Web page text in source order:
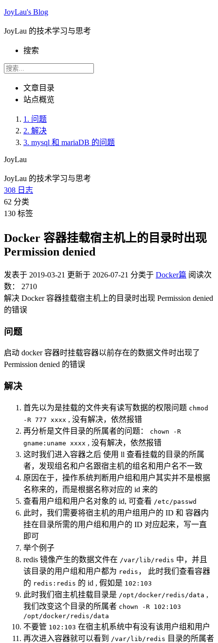
JoyLau's Blog
JoyLau 的技术学习与思考
搜索
文章目录
站点概览
1. 问题
2. 解决
3. mysql 和 mariaDB 的问题
JoyLau
JoyLau 的技术学习与思考
308 日志
62 分类
130 标签
Docker 容器挂载宿主机上的目录时出现
Permission denied
发表于 2019-03-21 更新于 2026-07-21 分类于 Docker篇 阅读次
数：
2710
解决 Docker 容器挂载宿主机上的目录时出现 Permission denied
的错误
问题
启动 docker 容器时挂载容器以前存在的数据文件时出现了
Permission denied 的错误
解决
首先以为是挂载的文件夹有读写数据的权限问题 chmod
-R 777 xxxx , 没有解决，依然报错
再分析是文件目录的所属者的问题：
chown -R
gname:uname xxxx , 没有解决，依然报错
这时我们进入容器之后 使用 ll 查看挂载的目录的所属
者，发现组名和户名跟宿主机的组名和用户名不一致
原因在于，操作系统判断用户组和用户其实并不是根据
名称来的，而是根据名称对应的 id 来的
查看用户组和用户名对象的 id, 可查看 /etc/passwd
此时，我们需要将宿主机的用户组用户的 ID 和 容器内
挂在目录所需的用户组和用户的 ID 对应起来，写一直
即可
举个例子
redis 镜像产生的数据文件在 /var/lib/redis 中，并且
该目录的用户组和用户都为 redis ， 此时我们查看容器
的 redis:redis 的 id , 假如是 102:103
此时我们宿主机挂载目录是 /opt/docker/redis/data ,
我们改变这个目录的所属者 chown -R 102:103
/opt/docker/redis/data
不要管 102:103 在宿主机系统中有没有该用户组和用户
再次进入容器就可以看到
/var/lib/redis 目录的所属者